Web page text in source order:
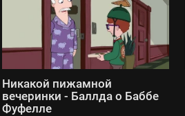
Никакой пижамной
вечеринки - Баллда о Баббе
Фуфелле